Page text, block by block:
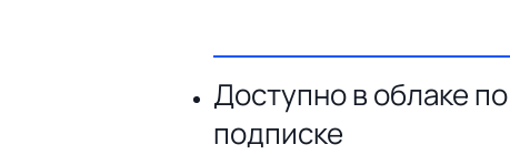
Доступно в облаке по
подписке